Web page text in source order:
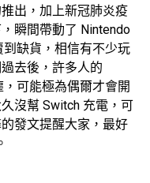
出，加上新冠肺炎疫
瞬間帶動了 Nintendo
缺貨，相信有不少玩
去後，許多人的
可能極為偶爾才會開
沒幫 Switch 充電，可
發文提醒大家，最好